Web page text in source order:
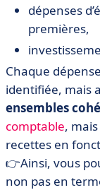
dépenses
premières,
Chaque
identifiée, mais
ensembles
comptable,
recettes en
👉Ainsi, vous
non pas en